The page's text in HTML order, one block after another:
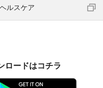
ルスケア
ロードはコチラ